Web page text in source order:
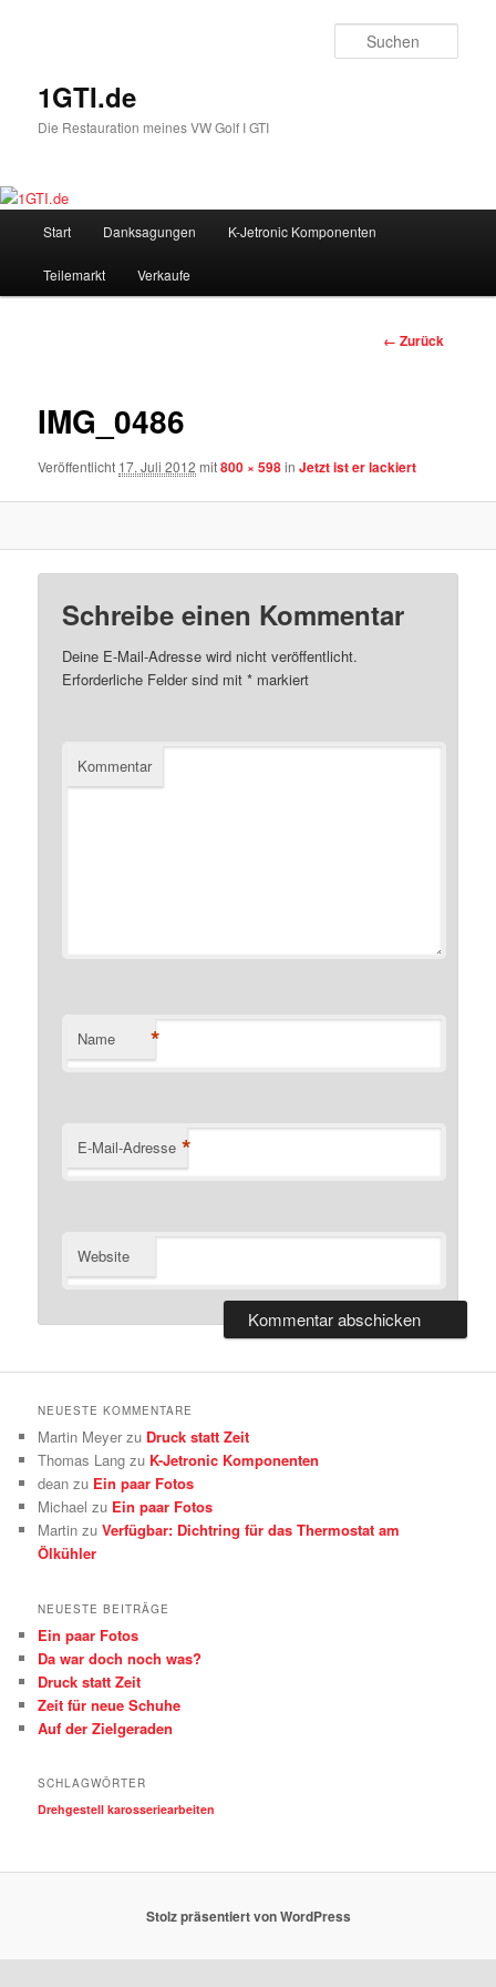
1GTI.de
Die Restauration meines VW Golf I GTI
Zum
Inhalt
Start Danksagungen K-Jetronic Komponenten
Teilemarkt Verkaufe
Bilder-
← Zurück
IMG_0486
Veröffentlicht 17. Juli 2012 mit800 × 598inJetzt ist er lackiert
Schreibe einen Kommentar
Deine E-Mail-Adresse wird nicht veröffentlicht.
Erforderliche Felder sind mit* markiert
Kommentar
Name *
E-Mail-Adresse *
Website
NEUESTE KOMMENTARE
Martin Meyer zu Druck statt Zeit
Thomas Lang zu K-Jetronic Komponenten
dean zu Ein paar Fotos
Michael zu Ein paar Fotos
Martin zuVerfügbar: Dichtring für das Thermostat am
Ölkühler
NEUESTE BEITRÄGE
Ein paar Fotos
Da war doch noch was?
Druck statt Zeit
Zeit für neue Schuhe
Auf der Zielgeraden
SCHLAGWÖRTER
Drehgestell karosseriearbeiten
Stolz präsentiert von WordPress